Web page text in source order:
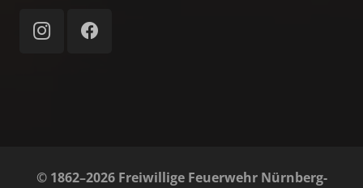
© 1862–2026 Freiwillige Feuerwehr Nürnberg-